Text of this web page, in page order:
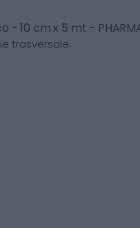
- 10 cm x 5 mt -
trasversale.